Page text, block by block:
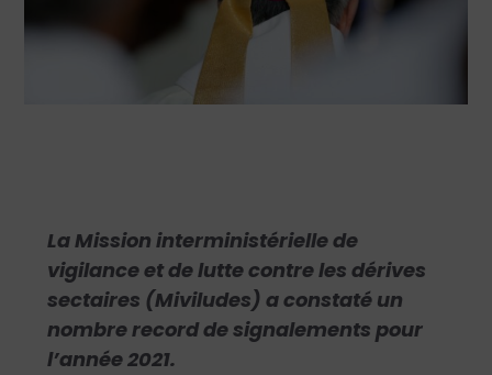
La Mission interministérielle de
vigilance et de lutte contre les dérives
sectaires (Miviludes) a constaté un
nombre record de signalements pour
l’année 2021.